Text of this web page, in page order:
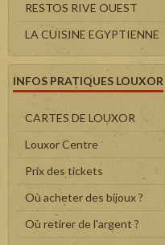
RESTOS RIVE OUEST
LA CUISINE EGYPTIENNE
INFOS PRATIQUES LOUXOR
CARTES DE LOUXOR
Louxor Centre
Prix des tickets
Où acheter des bijoux ?
Où retirer de l'argent ?